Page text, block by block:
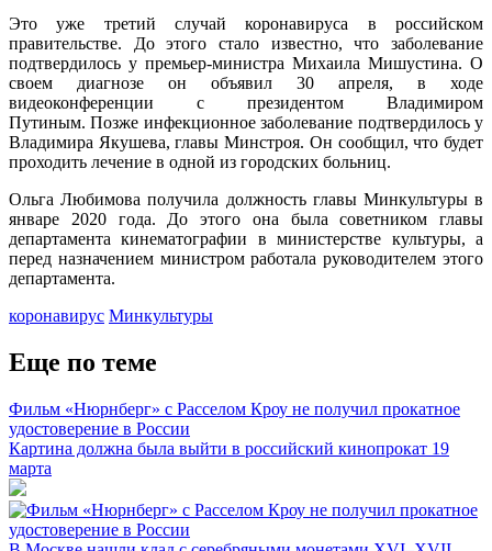
Это уже третий случай коронавируса в российском
правительстве. До этого стало известно, что заболевание
подтвердилось у премьер-министра Михаила Мишустина. О
своем диагнозе он объявил 30 апреля, в ходе
видеоконференции с президентом Владимиром
Путиным. Позже инфекционное заболевание подтвердилось у
Владимира Якушева, главы Минстроя. Он сообщил, что будет
проходить лечение в одной из городских больниц.
Ольга Любимова получила должность главы Минкультуры в
январе 2020 года. До этого она была советником главы
департамента кинематографии в министерстве культуры, а
перед назначением министром работала руководителем этого
департамента.
коронавирус Минкультуры
Еще по теме
Фильм «Нюрнберг» с Расселом Кроу не получил прокатное
удостоверение в России
Картина должна была выйти в российский кинопрокат 19
марта